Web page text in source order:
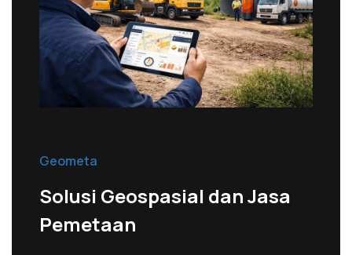
Geometa
Solusi Geospasial dan Jasa
Pemetaan